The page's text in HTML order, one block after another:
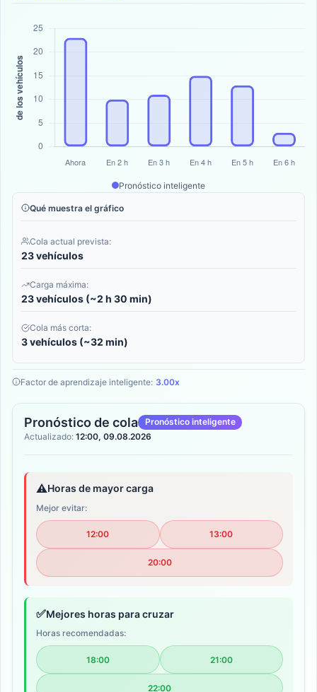
Pronóstico inteligente
Qué muestra el gráfico
Cola actual prevista:
23 vehículos
Carga máxima:
23 vehículos (~2 h 30 min)
Cola más corta:
3 vehículos (~32 min)
Factor de aprendizaje inteligente: 3.00x
Pronóstico de cola
Pronóstico inteligente
Actualizado: 12:00, 09.08.2026
⚠️Horas de mayor carga
Mejor evitar:
12:00 13:00
20:00
✅Mejores horas para cruzar
Horas recomendadas:
18:00 21:00
22:00